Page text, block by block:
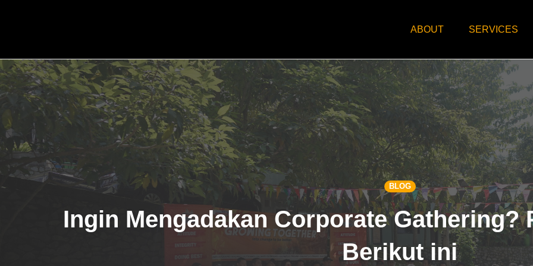
Skip
to
content
ABOUT SERVICES
BLOG
Ingin Mengadakan Corporate Gathering?
Berikut ini